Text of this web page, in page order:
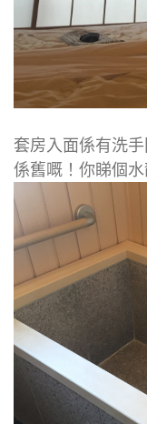
套房入面係有洗
係舊嘅！你睇個